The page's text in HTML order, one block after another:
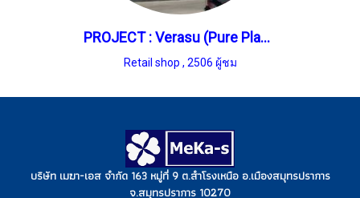
PROJECT : Verasu (Pure Place)
Retail shop , 2506 ผู้ชม
บริษัท เมฆา-เอส จำกัด 163 หมู่ที่ 9 ต.สำโรงเหนือ อ.เมืองสมุทรปราการ
จ.สมุทรปราการ 10270